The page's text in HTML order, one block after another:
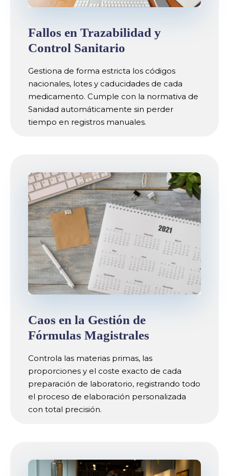
Fallos en Trazabilidad y
Control Sanitario
Gestiona de forma estricta los códigos
nacionales, lotes y caducidades de cada
medicamento. Cumple con la normativa de
Sanidad automáticamente sin perder
tiempo en registros manuales.
Caos en la Gestión de
Fórmulas Magistrales
Controla las materias primas, las
proporciones y el coste exacto de cada
preparación de laboratorio, registrando todo
el proceso de elaboración personalizada
con total precisión.